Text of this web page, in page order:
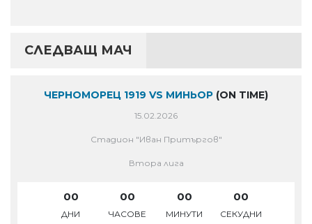
СЛЕДВАЩ МАЧ
ЧЕРНОМОРЕЦ 1919 VS МИНЬОР (ON TIME)
15.02.2026
Стадион "Иван Притъргов"
Втора лига
00
ДНИ
00
ЧАСОВЕ
00
МИНУТИ
00
СЕКУДНИ